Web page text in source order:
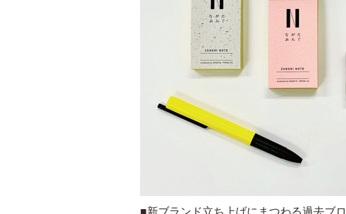
■新ブランド立ち上げにまつわる過去ブ